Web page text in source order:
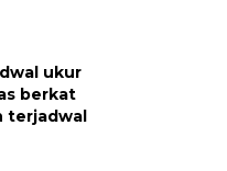
ukur
berkat
terjadwal